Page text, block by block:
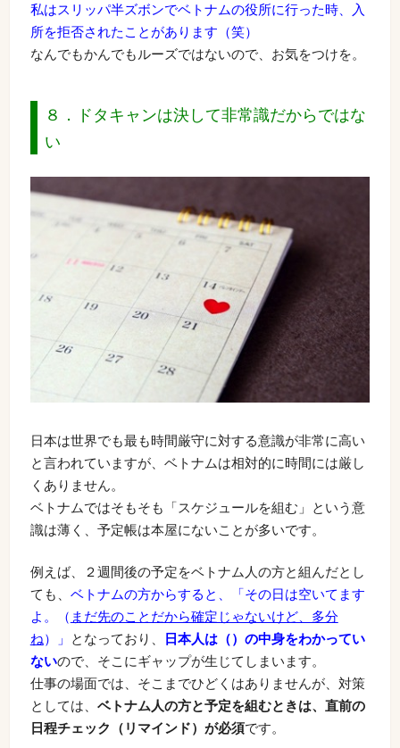
私はスリッパ半ズボンでベトナムの役所に行った時、入
所を拒否されたことがあります（笑）
なんでもかんでもルーズではないので、お気をつけを。
８．ドタキャンは決して非常識だからではな
い
日本は世界でも最も時間厳守に対する意識が非常に高い
と言われていますが、ベトナムは相対的に時間には厳し
くありません。
ベトナムではそもそも「スケジュールを組む」という意
識は薄く、予定帳は本屋にないことが多いです。
例えば、２週間後の予定をベトナム人の方と組んだとし
ても、 ベトナムの方からすると、「その日は空いてます
よ。（ まだ先のことだから確定じゃないけど、多分
ね）」 となっており、
日本人は（）の中身をわかってい
ないので、そこにギャップが生じてしまいます。
仕事の場面では、そこまでひどくはありませんが、対策
としては、 ベトナム人の方と予定を組むときは、直前の
日程チェック（リマインド）が必須です。